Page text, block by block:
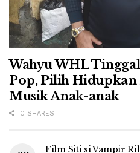
Wahyu WHL
Pop, Pilih
Musik Anak-anak
0 SHARES
Film Siti si Vampir